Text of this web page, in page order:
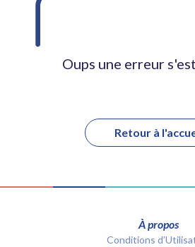
Oups une erreur
Retour à
À propos
Conditions